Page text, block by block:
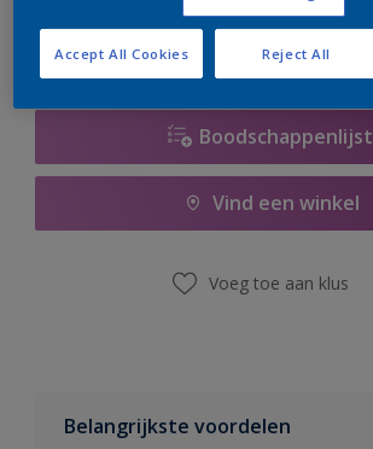
Boodschappenlijst
Vind een winkel
Voeg toe aan klus
Belangrijkste voordelen
Reject All
Accept All Cookies